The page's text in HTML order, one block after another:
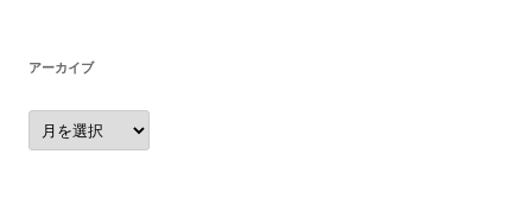
アーカイブ
ア
ー
カ